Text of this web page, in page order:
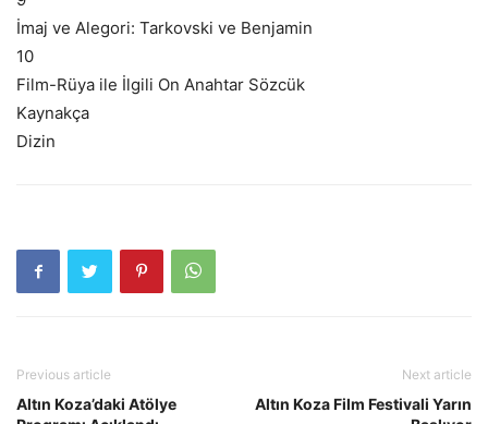
İmaj ve Alegori: Tarkovski ve Benjamin
10
Film-Rüya ile İlgili On Anahtar Sözcük
Kaynakça
Dizin
Previous article
Altın Koza’daki Atölye
Next article
Altın Koza Film Festivali Yarın